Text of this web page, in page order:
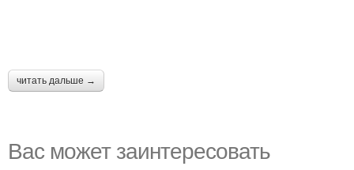
читать дальше →
Вас может заинтересовать